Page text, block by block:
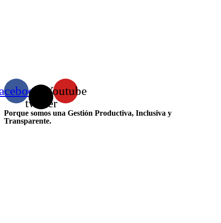
X-
twitter
Youtube
Porque somos una Gestión Productiva, Inclusiva y
Transparente.